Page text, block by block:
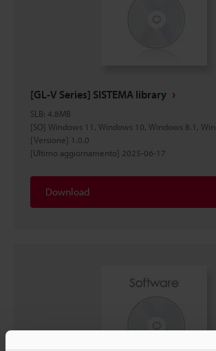
[GL-V Series] SISTEMA library
SLB: 4.8MB
[SO] Windows 11, Windows 10, Windows 8.1,
[Versione] 1.0.0
[Ultimo aggiornamento] 2025-06-17
Download